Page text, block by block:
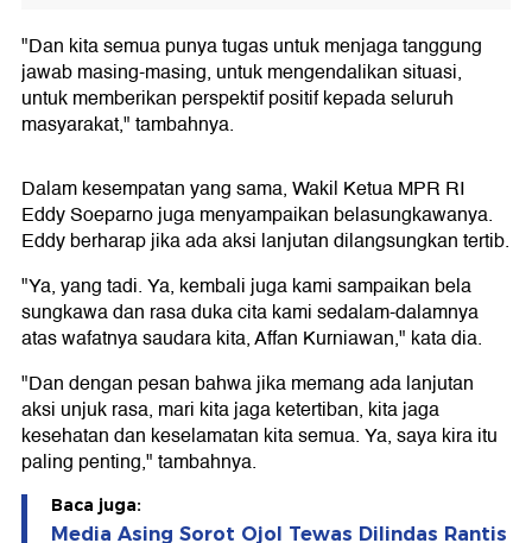
"Dan kita semua punya tugas untuk menjaga tanggung
jawab masing-masing, untuk mengendalikan situasi,
untuk memberikan perspektif positif kepada seluruh
masyarakat," tambahnya.
Dalam kesempatan yang sama, Wakil Ketua MPR RI
Eddy Soeparno juga menyampaikan belasungkawanya.
Eddy berharap jika ada aksi lanjutan dilangsungkan tertib.
"Ya, yang tadi. Ya, kembali juga kami sampaikan bela
sungkawa dan rasa duka cita kami sedalam-dalamnya
atas wafatnya saudara kita, Affan Kurniawan," kata dia.
"Dan dengan pesan bahwa jika memang ada lanjutan
aksi unjuk rasa, mari kita jaga ketertiban, kita jaga
kesehatan dan keselamatan kita semua. Ya, saya kira itu
paling penting," tambahnya.
Baca juga:
Media Asing Sorot Ojol Tewas Dilindas Rantis